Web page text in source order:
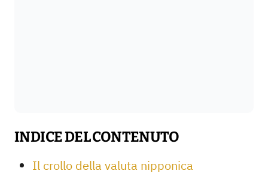
INDICE DEL CONTENUTO
Il crollo della valuta nipponica